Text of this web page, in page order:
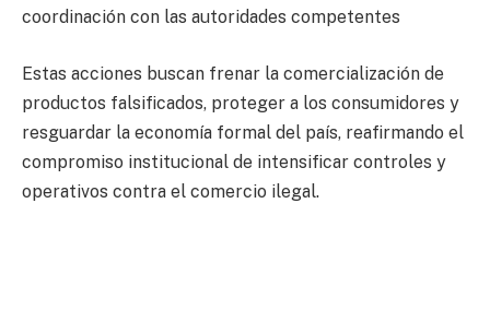
coordinación con las autoridades competentes
Estas acciones buscan frenar la comercialización de
productos falsificados, proteger a los consumidores y
resguardar la economía formal del país, reafirmando el
compromiso institucional de intensificar controles y
operativos contra el comercio ilegal.